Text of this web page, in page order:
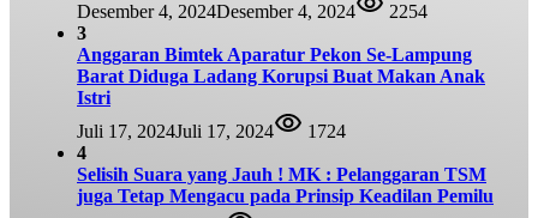
Desember 4, 2024Desember 4, 2024
2254
3
Anggaran Bimtek Aparatur Pekon Se-Lampung
Barat Diduga Ladang Korupsi Buat Makan Anak
Istri
Juli 17, 2024Juli 17, 2024
1724
4
Selisih Suara yang Jauh ! MK : Pelanggaran TSM
juga Tetap Mengacu pada Prinsip Keadilan Pemilu